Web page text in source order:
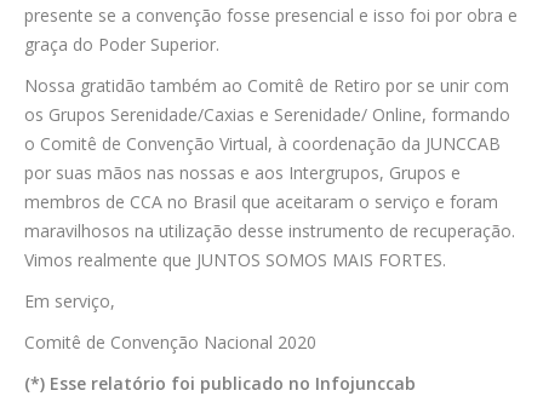
presente se a convenção fosse presencial e isso foi por obra e
graça do Poder Superior.
Nossa gratidão também ao Comitê de Retiro por se unir com
os Grupos Serenidade/Caxias e Serenidade/ Online, formando
o Comitê de Convenção Virtual, à coordenação da JUNCCAB
por suas mãos nas nossas e aos Intergrupos, Grupos e
membros de CCA no Brasil que aceitaram o serviço e foram
maravilhosos na utilização desse instrumento de recuperação.
Vimos realmente que JUNTOS SOMOS MAIS FORTES.
Em serviço,
Comitê de Convenção Nacional 2020
(*) Esse relatório foi publicado no Infojunccab